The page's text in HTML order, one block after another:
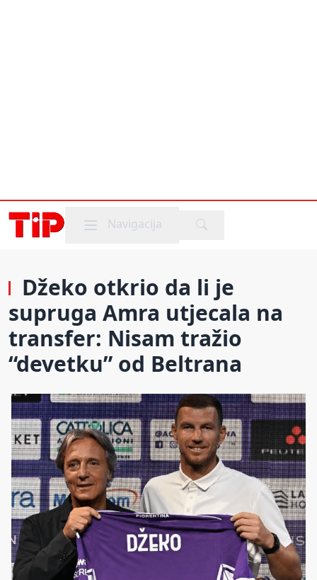
Mobile menu
Navigacija
Džeko otkrio da li je
supruga Amra utjecala na
transfer: Nisam tražio
“devetku” od Beltrana